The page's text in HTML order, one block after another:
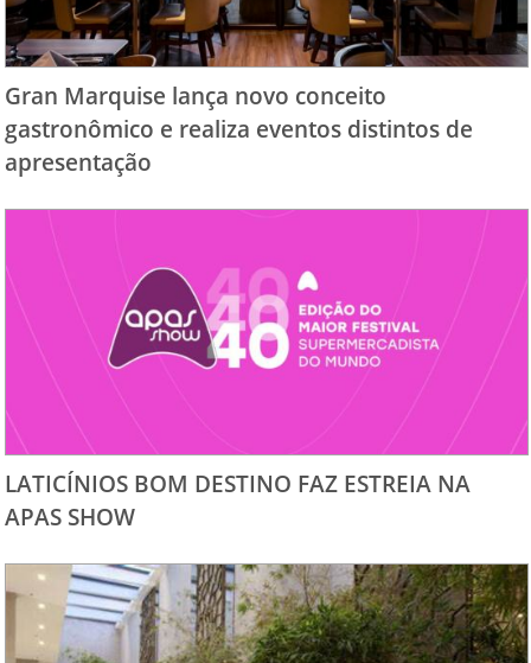
Gran Marquise lança novo conceito
gastronômico e realiza eventos distintos de
apresentação
LATICÍNIOS BOM DESTINO FAZ ESTREIA NA
APAS SHOW